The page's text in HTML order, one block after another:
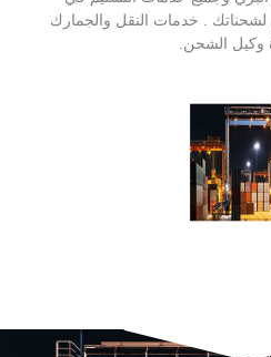
. خدمات النقل والجمارك
وكيل الشحن.